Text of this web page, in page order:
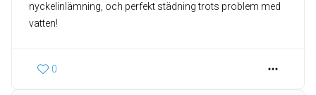
nyckelinlämning, och perfekt städning trots problem med
vatten!
0